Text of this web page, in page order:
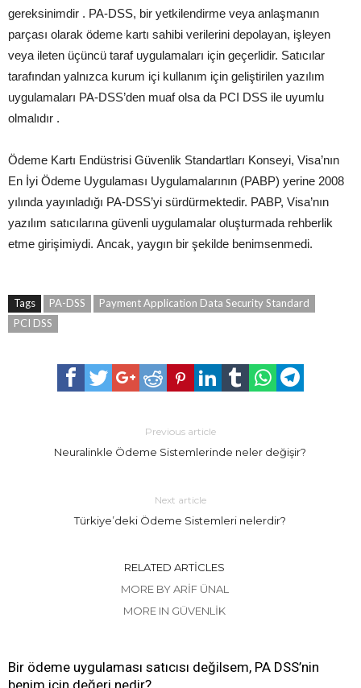
gereksinimdir . PA-DSS, bir yetkilendirme veya anlaşmanın
parçası olarak ödeme kartı sahibi verilerini depolayan, işleyen
veya ileten üçüncü taraf uygulamaları için geçerlidir. Satıcılar
tarafından yalnızca kurum içi kullanım için geliştirilen yazılım
uygulamaları PA-DSS’den muaf olsa da PCI DSS ile uyumlu
olmalıdır .
Ödeme Kartı Endüstrisi Güvenlik Standartları Konseyi, Visa’nın
En İyi Ödeme Uygulaması Uygulamalarının (PABP) yerine 2008
yılında yayınladığı PA-DSS’yi sürdürmektedir. PABP, Visa’nın
yazılım satıcılarına güvenli uygulamalar oluşturmada rehberlik
etme girişimiydi. Ancak, yaygın bir şekilde benimsenmedi.
Tags PA-DSS
Payment Application Data Security Standard
PCI DSS
Previous article
Neuralinkle Ödeme Sistemlerinde neler değişir?
Next article
Türkiye’deki Ödeme Sistemleri nelerdir?
RELATED ARTICLES
MORE BY ARIF ÜNAL
MORE IN GÜVENLIK
Bir ödeme uygulaması satıcısı değilsem, PA DSS’nin
benim için değeri nedir?